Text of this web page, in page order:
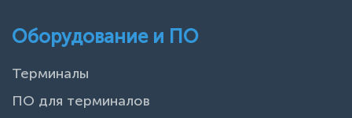
Оборудование и ПО
Терминалы
ПО для терминалов